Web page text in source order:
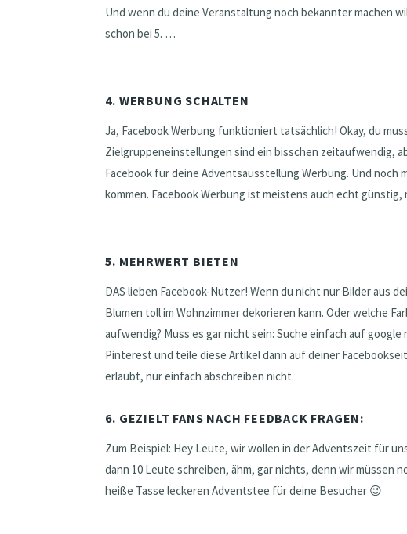
Und wenn du deine Veranstaltung noch bekannter machen
schon bei 5. …
4. WERBUNG SCHALTEN
Ja, Facebook Werbung funktioniert tatsächlich! Okay, du
Zielgruppeneinstellungen sind ein bisschen zeitaufwendig,
Facebook für deine Adventsausstellung Werbung. Und
kommen. Facebook Werbung ist meistens auch echt
5. MEHRWERT BIETEN
DAS lieben Facebook-Nutzer! Wenn du nicht nur Bilder aus
Blumen toll im Wohnzimmer dekorieren kann. Oder welche
aufwendig? Muss es gar nicht sein: Suche einfach auf
Pinterest und teile diese Artikel dann auf deiner
erlaubt, nur einfach abschreiben nicht.
6. GEZIELT FANS NACH FEEDBACK FRAGEN:
Zum Beispiel: Hey Leute, wir wollen in der Adventszeit für
dann 10 Leute schreiben, ähm, gar nichts, denn wir müssen
heiße Tasse leckeren Adventstee für deine Besucher 😉